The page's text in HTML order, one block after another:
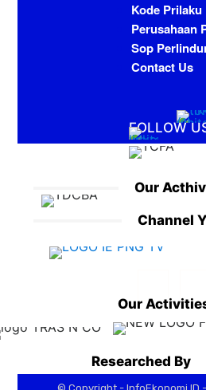
Kode Prilaku
Perusahaan
Sop
Contact Us
FOLLOW
Our
Channel
Our
Researched By